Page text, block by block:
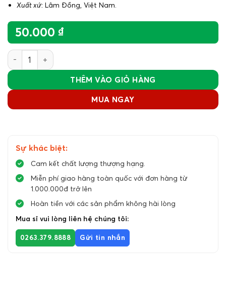
Xuất xứ: Lâm Đồng, Việt Nam.
50.000 ₫
Kẹo nha đam sữa số lượng
THÊM VÀO GIỎ HÀNG
MUA NGAY
Sự khác biệt:
Cam kết chất lượng thượng hạng.
Miễn phí giao hàng toàn quốc với đơn hàng từ
1.000.000đ trở lên
Hoàn tiền với các sản phẩm không hài lòng
Mua sỉ vui lòng liên hệ chúng tôi:
0263.379.8888 Gửi tin nhắn